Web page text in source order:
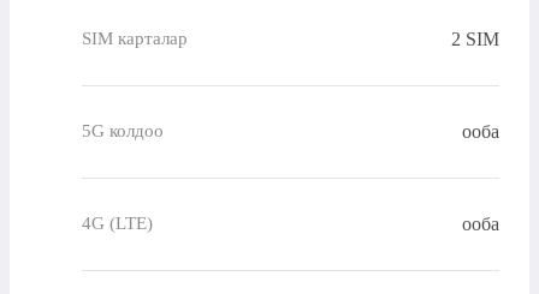
SIM карталар 2 SIM
5G колдоо ооба
4G (LTE) ооба